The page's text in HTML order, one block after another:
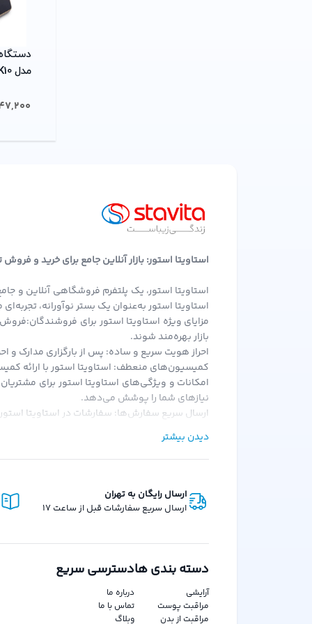
مدل Kamatec K10
استاویتا استور: بازار آنلاین جامع برای خرید و
استاویتا استور، یک پلتفرم فروشگاهی آنلاین و
استاویتا استور به‌عنوان یک بستر نوآورانه،
مزایای ویژه استاویتا استور برای
بازار بهره‌مند شوند.
احراز هویت سریع و ساده: پس از بارگزاری مدارک و
کمیسیون‌های منعطف: استاویتا استور با ارائه
امکانات و ویژگی‌های استاویتا استور برای
نیازهای شما را پوشش می‌دهد.
ارسال سریع سفارش‌ها: سفارشات در استاویتا
هدیه در کیف پول: با هر خرید از استاویتا
رویکرد استاویتا استور:استاویتا استور با هدف
دیدن بیشتر
ارسال رایگان به تهران
ارسال سریع سفارشات قبل از ساعت 17
دسته بندی ها
آرایشی
مراقبت پوست
مراقبت از بدن
دسترسی سریع
درباره ما
تماس با ما
وبلاگ